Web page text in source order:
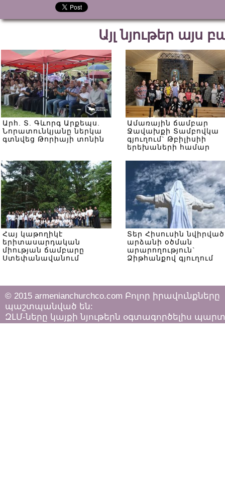
Այլ նյութեր այս
Արհ. Տ. Գևորգ Արքեպս.
Նորատունկյանը ներկա
գտնվեց Թորիայի տոնին
Ամառային ճամբար
Ջավախքի Տամբովկա
գյուղում` Թբիլիսիի
երեխաների համար
Հայ կաթողիկէ
երիտասարդական
միության ճամբարը
Ստեփանավանում
Տեր Հիսուսին նվիրված
արձանի օծման
արարողություն`
Ձիթհանքով գյուղում
© 2015 armenianchurchco.com Բոլոր իրավունքները
պաշտպանված են:
ԶԼՄ-ները կայքի նյութերն օգտագործելիս